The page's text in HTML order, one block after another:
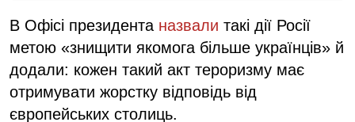
В Офісі президента назвали такі дії Росії
метою «знищити якомога більше українців» й
додали: кожен такий акт тероризму має
отримувати жорстку відповідь від
європейських столиць.